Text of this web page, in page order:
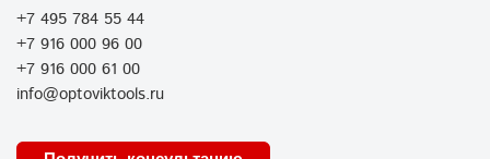
+7 495 784 55 44
+7 916 000 96 00
+7 916 000 61 00
info@optoviktools.ru